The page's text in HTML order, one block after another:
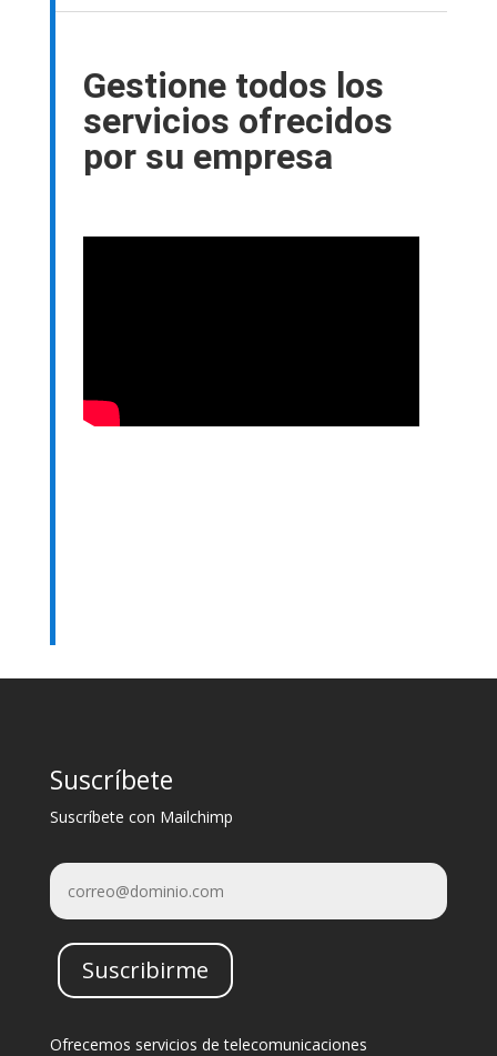
Gestione todos los
servicios ofrecidos
por su empresa
Suscríbete
Suscríbete con Mailchimp
Suscribirme
Ofrecemos servicios de telecomunicaciones